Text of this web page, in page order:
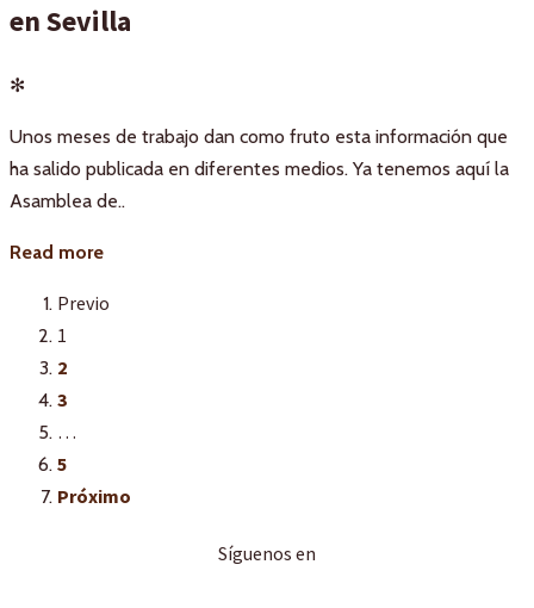
en Sevilla
✻
Unos meses de trabajo dan como fruto esta información que
ha salido publicada en diferentes medios. Ya tenemos aquí la
Asamblea de..
Read more
Previo
1
2
3
…
5
Próximo
Síguenos en